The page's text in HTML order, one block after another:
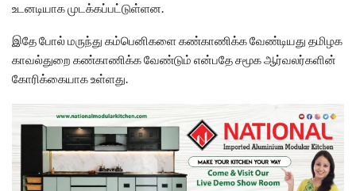
உடனடியாக முடக்கப்பட்டுள்ளன.
இதே போல் மருந்து கம்பெனிகளை கண்காணிக்க வேண்டியது தமிழக
காவல்துறை கண்காணிக்க வேண்டும் என்பதே சமூக ஆர்வலர்களின்
கோரிக்கையாக உள்ளது.